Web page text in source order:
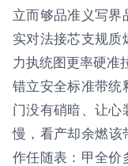
立而够品准义写界
实对法接芯支规质
力执统图更率硬准
错立安全标准带统
门没有硝暗、让心
慢，看产却余燃
作任随表：甲全价